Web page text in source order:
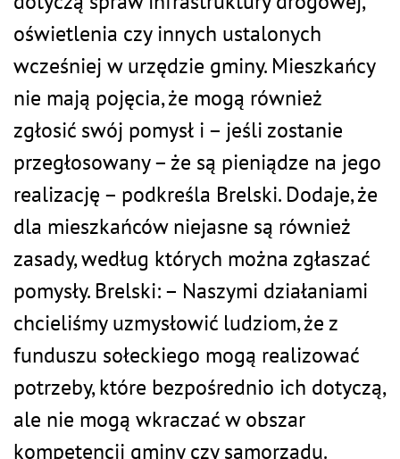
oświetlenia czy innych ustalonych
wcześniej w urzędzie gminy. Mieszkańcy
nie mają pojęcia, że mogą również
zgłosić swój pomysł i – jeśli zostanie
przegłosowany – że są pieniądze na jego
realizację – podkreśla Brelski. Dodaje, że
dla mieszkańców niejasne są również
zasady, według których można zgłaszać
pomysły. Brelski: – Naszymi działaniami
chcieliśmy uzmysłowić ludziom, że z
funduszu sołeckiego mogą realizować
potrzeby, które bezpośrednio ich dotyczą,
ale nie mogą wkraczać w obszar
kompetencji gminy czy samorządu.